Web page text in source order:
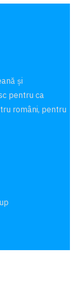
și
pentru ca
români, pentru